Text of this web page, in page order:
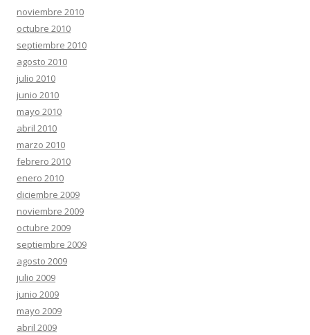
noviembre 2010
octubre 2010
septiembre 2010
agosto 2010
julio 2010
junio 2010
mayo 2010
abril 2010
marzo 2010
febrero 2010
enero 2010
diciembre 2009
noviembre 2009
octubre 2009
septiembre 2009
agosto 2009
julio 2009
junio 2009
mayo 2009
abril 2009